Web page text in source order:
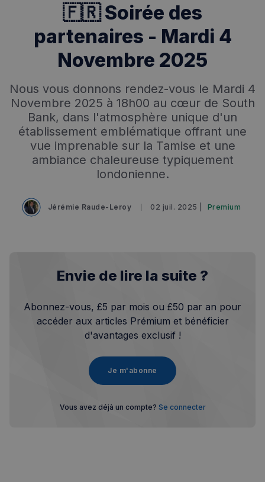
Annuaire des professionnels
Visites guidées
Événements à venir
🇫🇷 Soirée des
partenaires - Mardi 4
Novembre 2025
Nous vous donnons rendez-vous le Mardi 4
Novembre 2025 à 18h00 au cœur de South
Bank, dans l'atmosphère unique d'un
établissement emblématique offrant une
vue imprenable sur la Tamise et une
ambiance chaleureuse typiquement
londonienne.
Jérémie Raude-Leroy 02 juil. 2025 | Premium
Envie de lire la suite ?
Abonnez-vous, £5 par mois ou £50 par an pour
accéder aux articles Prémium et bénéficier
d'avantages exclusif !
Je m'abonne
Vous avez déjà un compte? Se connecter